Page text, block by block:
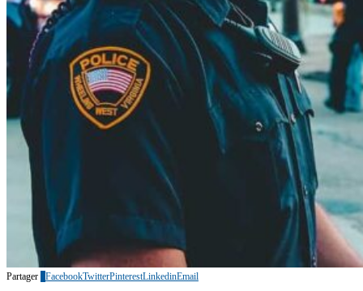
Partager FacebookTwitterPinterestLinkedinEmail